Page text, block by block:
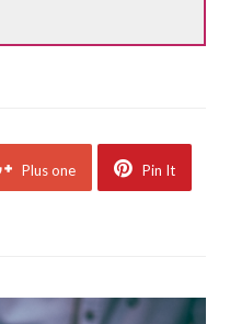
Plus one Pin It